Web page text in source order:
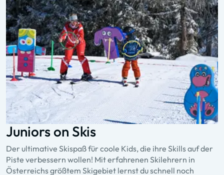
Juniors on Skis
Der ultimative Skispaß für coole Kids, die ihre Skills auf der
Piste verbessern wollen! Mit erfahrenen Skilehrern in
Österreichs größtem Skigebiet lernst du schnell noch